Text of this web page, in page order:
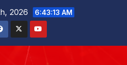
2026 6:43:14 AM